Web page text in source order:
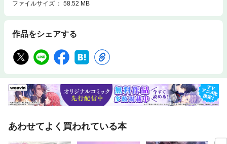
ファイルサイズ
58.52 MB
作品をシェアする
あわせてよく買われている本